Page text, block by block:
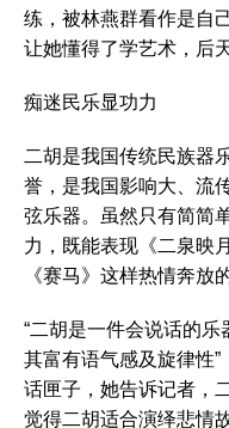
练，被林燕群看作是自
让她懂得了学艺术，后
痴迷民乐显功力
二胡是我国传统民族器
誉，是我国影响大、流
弦乐器。虽然只有简简
力，既能表现《二泉映
《赛马》这样热情奔放
“二胡是一件会说话的
其富有语气感及旋律性
话匣子，她告诉记者，
觉得二胡适合演绎悲情